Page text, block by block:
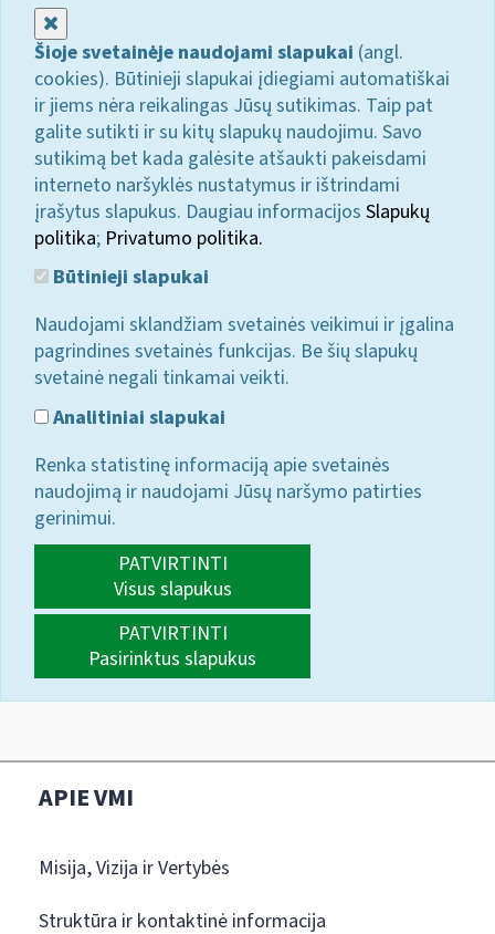
Šioje svetainėje naudojami slapukai (angl.
cookies). Būtinieji slapukai įdiegiami automatiškai
ir jiems nėra reikalingas Jūsų sutikimas. Taip pat
galite sutikti ir su kitų slapukų naudojimu. Savo
sutikimą bet kada galėsite atšaukti pakeisdami
interneto naršyklės nustatymus ir ištrindami
įrašytus slapukus. Daugiau informacijos Slapukų
politika; Privatumo politika.
Būtinieji slapukai
Naudojami sklandžiam svetainės veikimui ir įgalina
pagrindines svetainės funkcijas. Be šių slapukų
svetainė negali tinkamai veikti.
Analitiniai slapukai
Renka statistinę informaciją apie svetainės
naudojimą ir naudojami Jūsų naršymo patirties
gerinimui.
PATVIRTINTI
Visus slapukus
PATVIRTINTI
Pasirinktus slapukus
APIE VMI
Misija, Vizija ir Vertybės
Struktūra ir kontaktinė informacija